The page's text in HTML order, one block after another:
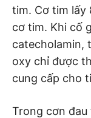
tim. Cơ tim lấy
cơ tim. Khi cố
catecholamin,
oxy chỉ được
cung cấp cho
Trong cơn